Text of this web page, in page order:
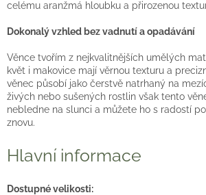
celému aranžmá hloubku a přirozenou
Dokonalý vzhled bez vadnutí a opadávání
Věnce tvořím z nejkvalitnějších umělých
květ i makovice mají věrnou texturu a
věnec působí jako čerstvě natrhaný na
živých nebo sušených rostlin však tento
nebledne na slunci a můžete ho s radostí
znovu.
Hlavní informace
Dostupné velikosti: